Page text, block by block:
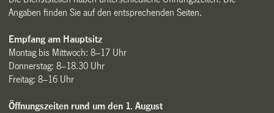
Angaben finden Sie auf den entsprechenden Seiten.
Empfang am Hauptsitz
Montag bis Mittwoch: 8–17 Uhr
Donnerstag: 8–18.30 Uhr
Freitag: 8–16 Uhr
Öffnungszeiten rund um den 1. August